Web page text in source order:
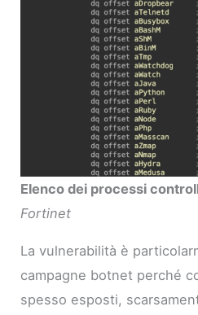
Elenco dei processi
Fortinet
La vulnerabilità è
campagne botnet perché
spesso esposti,